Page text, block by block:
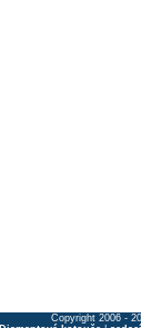
Copyright 2006 -